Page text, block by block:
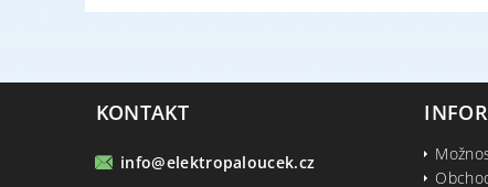
KONTAKT
info@elektropaloucek.cz